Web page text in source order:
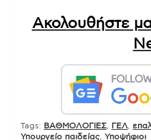
Ακολουθήστε
Tags: ΒΑΘΜΟΛΟΓΙΕΣ ΓΕΛ
Υπουργείο παιδείας Υποψήφιοι